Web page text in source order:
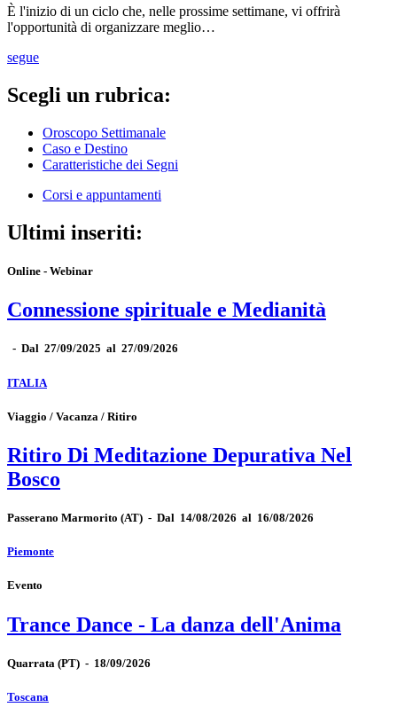
È l'inizio di un ciclo che, nelle prossime settimane, vi offrirà
l'opportunità di organizzare meglio…
segue
Scegli un rubrica:
Oroscopo Settimanale
Caso e Destino
Caratteristiche dei Segni
Corsi e appuntamenti
Ultimi inseriti:
Online - Webinar
Connessione spirituale e Medianità
- Dal 27/09/2025 al 27/09/2026
ITALIA
Viaggio / Vacanza / Ritiro
Ritiro Di Meditazione Depurativa Nel
Bosco
Passerano Marmorito (AT) - Dal 14/08/2026 al 16/08/2026
Piemonte
Evento
Trance Dance - La danza dell'Anima
Quarrata (PT) - 18/09/2026
Toscana